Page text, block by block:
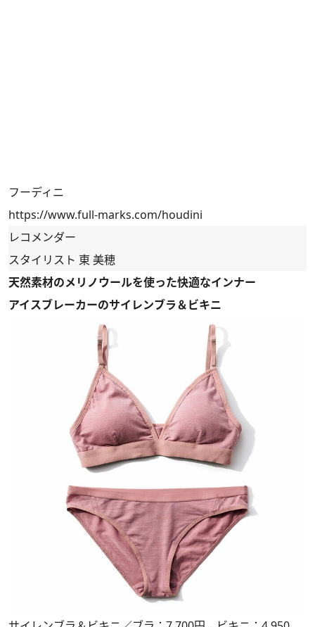
フーディニ
https://www.full-marks.com/houdini
レコメンダー
スタイリスト 東 美穂
天然素材のメリノウールを使った快適なインナー
アイスブレーカーのサイレンブラ＆ビキニ